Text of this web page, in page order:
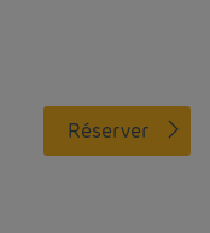
Réserver